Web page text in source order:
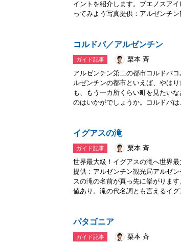
イントを紹介します。ブエノスア
ってみよう写真提供：アルゼンチ
コルドバ／アルゼンチン
ガイド記事
栗本 斉
アルゼンチン第二の都市コルドバ
ルゼンチンの都市といえば、やは
も、もう一カ所くらい町を見たい
のはいかがでしょうか。コルドバ
イグアスの滝
ガイド記事
栗本 斉
世界最大級！イグアスの滝へ世界
提供：アルゼンチン観光局アルゼ
スの滝の名前が真っ先に挙がりま
値あり。滝の代名詞とも言えるイ
パタゴニア
ガイド記事
栗本 斉